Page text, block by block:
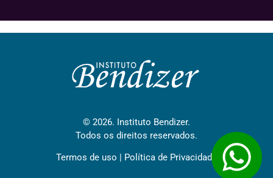
© 2026. Instituto Bendizer.
Todos os direitos reservados.
Termos de uso Política de Privacidade